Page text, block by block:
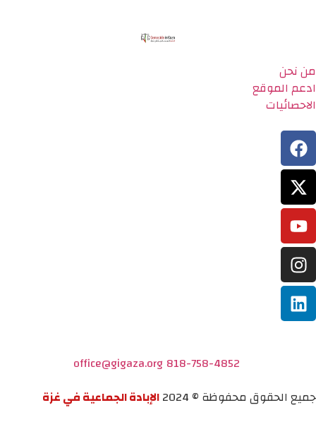
من نحن
ادعم الموقع
الاحصائيات
818-758-4852
office@gigaza.org
جميع الحقوق محفوظة © 2024
الإبادة الجماعية في غزة